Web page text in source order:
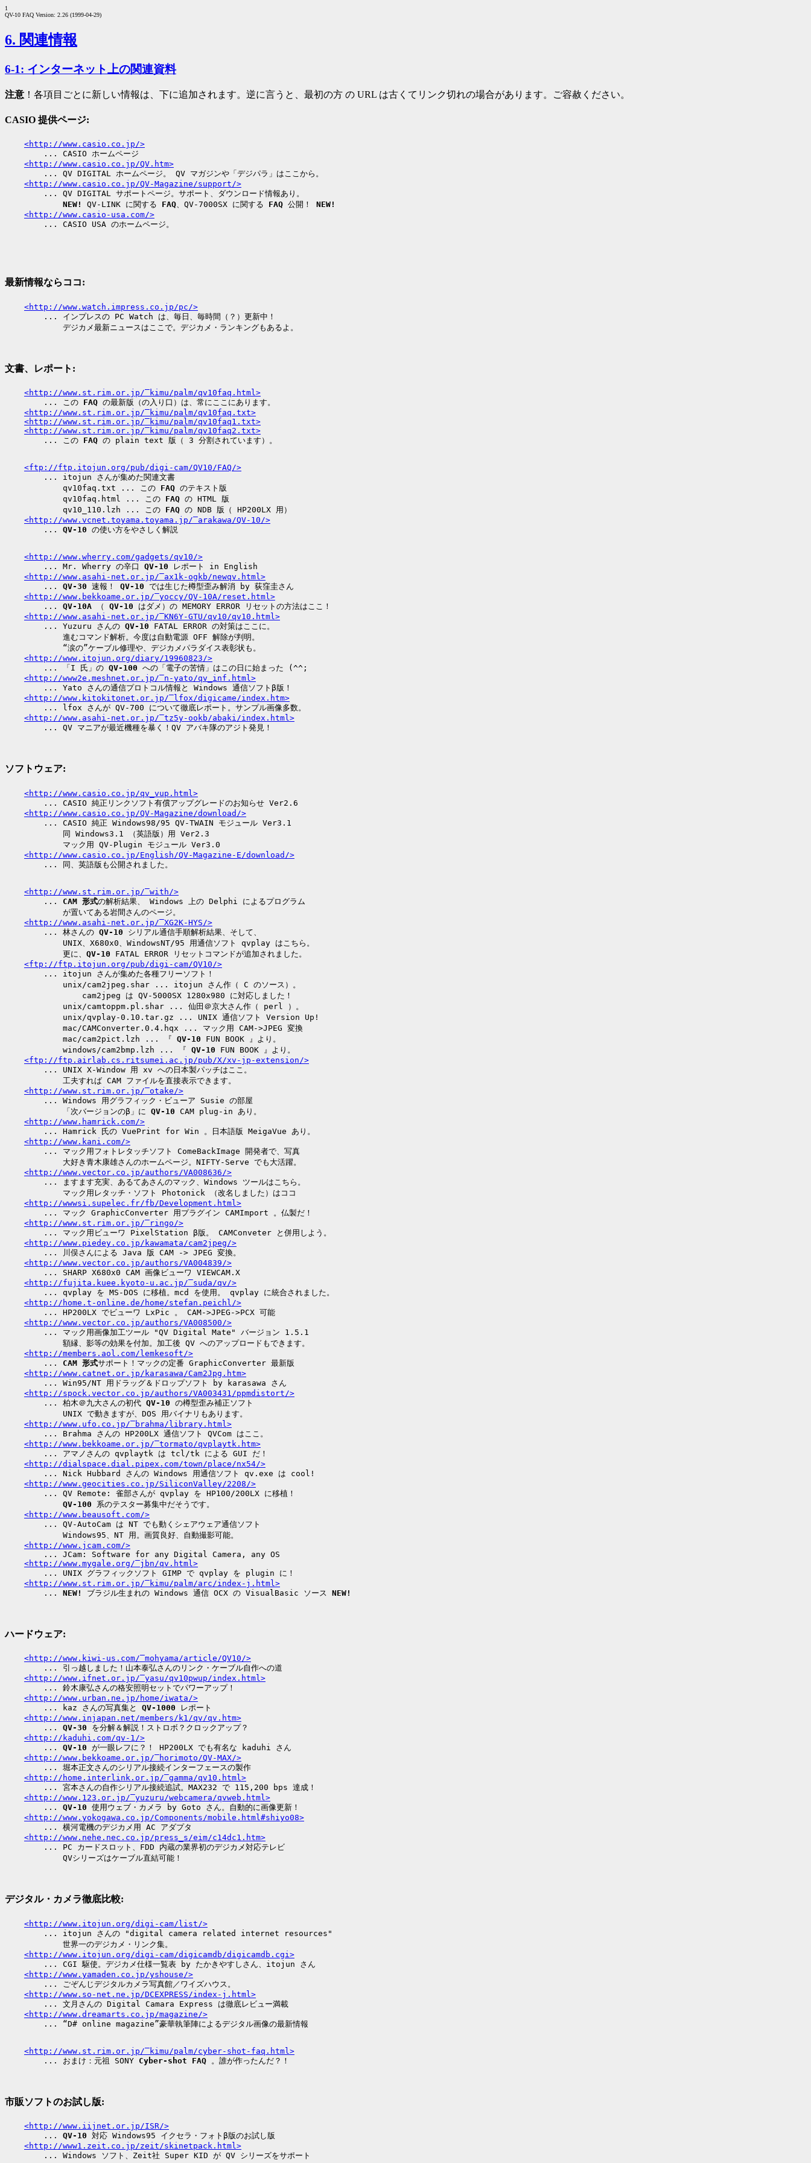
1
QV-10 FAQ Version: 2.26 (1999-04-29)
6. 関連情報
6-1: インターネット上の関連資料
注意 ！各項目ごとに新しい情報は、下に追加されます。逆に言うと、最初の方 の URL は古くてリンク切れの場合があります。ご容赦ください。
CASIO 提供ページ:
<http://www.casio.co.jp/>
        ... CASIO ホームページ
<http://www.casio.co.jp/QV.htm>
        ... QV DIGITAL ホームページ。 QV マガジンや「デジパラ」はここから。
<http://www.casio.co.jp/QV-Magazine/support/>
        ... QV DIGITAL サポートページ。サポート、ダウンロード情報あり。
NEW!
QV-LINK に関する FAQ、QV-7000SX に関する FAQ 公開！ NEW!
<http://www.casio-usa.com/>
最新情報ならココ:
<http://www.watch.impress.co.jp/pc/>
        ... インプレスの PC Watch は、毎日、毎時間（？）更新中！
文書、レポート:
<http://www.st.rim.or.jp/‾kimu/palm/qv10faq.html>
        ... この
FAQ の最新版（の入り口）は、常にここにあります。
<http://www.st.rim.or.jp/‾kimu/palm/qv10faq.txt>
<http://www.st.rim.or.jp/‾kimu/palm/qv10faq1.txt>
<http://www.st.rim.or.jp/‾kimu/palm/qv10faq2.txt>
        ... この
FAQ
<ftp://ftp.itojun.org/pub/digi-cam/QV10/FAQ/>
        ... itojun さんが集めた関連文書
            qv10faq.txt ... この
FAQ のテキスト版
            qv10faq.html ... この
FAQ の HTML 版
            qv10_110.lzh ... この
FAQ の NDB 版（ HP200LX 用）
<http://www.vcnet.toyama.toyama.jp/‾arakawa/QV-10/>
        ...
QV-10
<http://www.wherry.com/gadgets/qv10/>
        ... Mr. Wherry の辛口
QV-10 レポート in English
<http://www.asahi-net.or.jp/‾ax1k-ogkb/newqv.html>
        ...
QV-30 速報！ QV-10 では生じた樽型歪み解消 by 荻窪圭さん
<http://www.bekkoame.or.jp/‾yoccy/QV-10A/reset.html>
        ...
QV-10A （ QV-10 はダメ）の MEMORY ERROR リセットの方法はここ！
<http://www.asahi-net.or.jp/‾KN6Y-GTU/qv10/qv10.html>
        ... Yuzuru さんの
QV-10 FATAL ERROR の対策はここに。
            進むコマンド解析。今度は自動電源 OFF 解除が判明。
            “涙の”ケーブル修理や、デジカメパラダイス表彰状も。
<http://www.itojun.org/diary/19960823/>
        ... 「I 氏」の
QV-100 への「電子の苦情」はこの日に始まった (^^;
<http://www2e.meshnet.or.jp/‾n-yato/qv_inf.html>
        ... Yato さんの通信プロトコル情報と Windows 通信ソフトβ版！
<http://www.kitokitonet.or.jp/‾lfox/digicame/index.htm>
        ... lfox さんが QV-700 について徹底レポート。サンプル画像多数。
<http://www.asahi-net.or.jp/‾tz5y-ookb/abaki/index.html>
ソフトウェア:
<http://www.casio.co.jp/qv_vup.html>
        ... CASIO 純正リンクソフト有償アップグレードのお知らせ Ver2.6
<http://www.casio.co.jp/QV-Magazine/download/>
        ... CASIO 純正 Windows98/95 QV-TWAIN モジュール Ver3.1
            同 Windows3.1 （英語版）用 Ver2.3
            マック用 QV-Plugin モジュール Ver3.0
<http://www.casio.co.jp/English/QV-Magazine-E/download/>
<http://www.st.rim.or.jp/‾with/>
        ...
CAM 形式の解析結果、 Windows 上の Delphi によるプログラム
            が置いてある岩間さんのページ。
<http://www.asahi-net.or.jp/‾XG2K-HYS/>
        ... 林さんの
QV-10 シリアル通信手順解析結果、そして、
            UNIX、X680x0、WindowsNT/95 用通信ソフト qvplay はこちら。
            更に、
QV-10 FATAL ERROR リセットコマンドが追加されました。
<ftp://ftp.itojun.org/pub/digi-cam/QV10/>
        ... itojun さんが集めた各種フリーソフト！
            unix/cam2jpeg.shar ... itojun さん作（ C のソース）。
                cam2jpeg は QV-5000SX 1280x980 に対応しました！
            unix/camtoppm.pl.shar ... 仙田＠京大さん作（ perl ）。
            unix/qvplay-0.10.tar.gz ... UNIX 通信ソフト Version Up!
            mac/CAMConverter.0.4.hqx ... マック用 CAM->JPEG 変換
            mac/cam2pict.lzh ... 『
QV-10 FUN BOOK 』より。
            windows/cam2bmp.lzh ... 『
QV-10 FUN BOOK 』より。
<ftp://ftp.airlab.cs.ritsumei.ac.jp/pub/X/xv-jp-extension/>
        ... UNIX X-Window 用 xv への日本製パッチはここ。
            工夫すれば CAM ファイルを直接表示できます。
<http://www.st.rim.or.jp/‾otake/>
        ... Windows 用グラフィック・ビューア Susie の部屋
            「次バージョンのβ」に
QV-10 CAM plug-in あり。
<http://www.hamrick.com/>
        ... Hamrick 氏の VuePrint for Win 。日本語版 MeigaVue あり。
<http://www.kani.com/>
        ... マック用フォトレタッチソフト ComeBackImage 開発者で、写真
            大好き青木康雄さんのホームページ。NIFTY-Serve でも大活躍。
<http://www.vector.co.jp/authors/VA008636/>
        ... ますます充実、あるてあさんのマック、Windows ツールはこちら。
            マック用レタッチ・ソフト Photonick （改名しました）はココ
<http://wwwsi.supelec.fr/fb/Development.html>
        ... マック GraphicConverter 用プラグイン CAMImport 。仏製だ！
<http://www.st.rim.or.jp/‾ringo/>
        ... マック用ビューワ PixelStation β版。 CAMConveter と併用しよう。
<http://www.piedey.co.jp/kawamata/cam2jpeg/>
        ... 川俣さんによる Java 版 CAM -> JPEG 変換。
<http://www.vector.co.jp/authors/VA004839/>
        ... SHARP X680x0 CAM 画像ビューワ VIEWCAM.X
<http://fujita.kuee.kyoto-u.ac.jp/‾suda/qv/>
        ... qvplay を MS-DOS に移植。mcd を使用。 qvplay に統合されました。
<http://home.t-online.de/home/stefan.peichl/>
        ... HP200LX でビューワ LxPic 。 CAM->JPEG->PCX 可能
<http://www.vector.co.jp/authors/VA008500/>
        ... マック用画像加工ツール "QV Digital Mate" バージョン 1.5.1
            額縁、影等の効果を付加。加工後 QV へのアップロードもできます。
<http://members.aol.com/lemkesoft/>
        ...
CAM 形式サポート！マックの定番 GraphicConverter 最新版
<http://www.catnet.or.jp/karasawa/Cam2Jpg.htm>
        ... Win95/NT 用ドラッグ＆ドロップソフト by karasawa さん
<http://spock.vector.co.jp/authors/VA003431/ppmdistort/>
        ... 柏木＠九大さんの初代
QV-10 の樽型歪み補正ソフト
            UNIX で動きますが、DOS 用バイナリもあります。
<http://www.ufo.co.jp/‾brahma/library.html>
        ... Brahma さんの HP200LX 通信ソフト QVCom はここ。
<http://www.bekkoame.or.jp/‾tormato/qvplaytk.htm>
        ... アマノさんの qvplaytk は tcl/tk による GUI だ！
<http://dialspace.dial.pipex.com/town/place/nx54/>
        ... Nick Hubbard さんの Windows 用通信ソフト qv.exe は cool!
<http://www.geocities.co.jp/SiliconValley/2208/>
        ... QV Remote: 雀部さんが qvplay を HP100/200LX に移植！
QV-100 系のテスター募集中だそうです。
<http://www.beausoft.com/>
        ... QV-AutoCam は NT でも動くシェアウェア通信ソフト
            Windows95、NT 用。画質良好、自動撮影可能。
<http://www.jcam.com/>
        ... JCam: Software for any Digital Camera, any OS
<http://www.mygale.org/‾jbn/qv.html>
        ... UNIX グラフィックソフト GIMP で qvplay を plugin に！
<http://www.st.rim.or.jp/‾kimu/palm/arc/index-j.html>
        ...
NEW! ブラジル生まれの Windows 通信 OCX の VisualBasic ソース NEW!
ハードウェア:
<http://www.kiwi-us.com/‾mohyama/article/QV10/>
        ... 引っ越しました！山本泰弘さんのリンク・ケーブル自作への道
<http://www.ifnet.or.jp/‾yasu/qv10pwup/index.html>
        ... 鈴木康弘さんの格安照明セットでパワーアップ！
<http://www.urban.ne.jp/home/iwata/>
        ... kaz さんの写真集と
QV-1000 レポート
<http://www.injapan.net/members/k1/qv/qv.htm>
        ...
QV-30 を分解＆解説！ストロボ？クロックアップ？
<http://kaduhi.com/qv-1/>
        ...
QV-10 が一眼レフに？！ HP200LX でも有名な kaduhi さん
<http://www.bekkoame.or.jp/‾horimoto/QV-MAX/>
        ... 堀本正文さんのシリアル接続インターフェースの製作
<http://home.interlink.or.jp/‾gamma/qv10.html>
        ... 宮本さんの自作シリアル接続追試。MAX232 で 115,200 bps 達成！
<http://www.123.or.jp/‾yuzuru/webcamera/qvweb.html>
        ...
QV-10 使用ウェブ・カメラ by Goto さん。自動的に画像更新！
<http://www.yokogawa.co.jp/Components/mobile.html#shiyo08>
        ... 横河電機のデジカメ用 AC アダプタ
<http://www.nehe.nec.co.jp/press_s/eim/c14dc1.htm>
        ... PC カードスロット、FDD 内蔵の業界初のデジカメ対応テレビ
デジタル・カメラ徹底比較:
<http://www.itojun.org/digi-cam/list/>
        ... itojun さんの "digital camera related internet resources"
            世界一のデジカメ・リンク集。
<http://www.itojun.org/digi-cam/digicamdb/digicamdb.cgi>
        ... CGI 駆使。デジカメ仕様一覧表 by たかきやすしさん、itojun さん
<http://www.yamaden.co.jp/yshouse/>
        ... ごぞんじデジタルカメラ写真館／ワイズハウス。
<http://www.so-net.ne.jp/DCEXPRESS/index-j.html>
        ... 文月さんの Digital Camara Express は徹底レビュー満載
<http://www.dreamarts.co.jp/magazine/>
<http://www.st.rim.or.jp/‾kimu/palm/cyber-shot-faq.html>
        ... おまけ：元祖 SONY
Cyber-shot FAQ
市販ソフトのお試し版:
<http://www.iijnet.or.jp/ISR/>
        ...
QV-10 対応 Windows95 イクセラ・フォトβ版のお試し版
<http://www1.zeit.co.jp/zeit/skinetpack.html>